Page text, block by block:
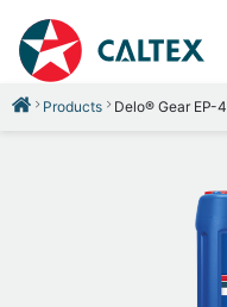
Products Delo® Gear EP-4